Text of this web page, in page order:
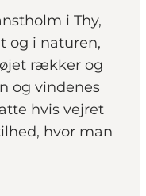
i Thy,
og i naturen,
rækker og
og vindenes
hvis vejret
hvor man